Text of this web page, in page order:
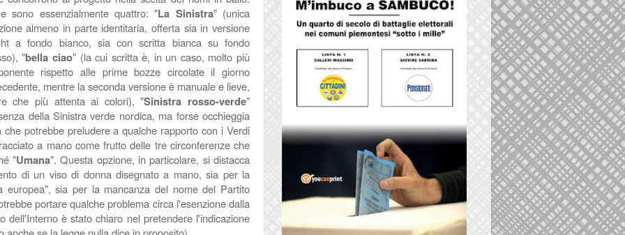
sono essenzialmente quattro: "La Sinistra" (unica
almeno in parte identitaria, offerta sia in versione
a fondo bianco, sia con scritta bianca su fondo
"bella ciao" (la cui scritta è, in un caso, molto più
rispetto alle prime bozze circolate il giorno
mentre la seconda versione è manuale e lieve,
che più attenta ai colori), "Sinistra rosso-verde"
della Sinistra verde nordica, ma forse occhieggia
potrebbe preludere a qualche rapporto con i Verdi
a mano come frutto delle tre circonferenze che
"Umana". Questa opzione, in particolare, si distacca
di un viso di donna disegnato a mano, sia per la
europea", sia per la mancanza del nome del Partito
portare qualche problema circa l'esenzione dalla
dell'Interno è stato chiaro nel pretendere l'indicazione